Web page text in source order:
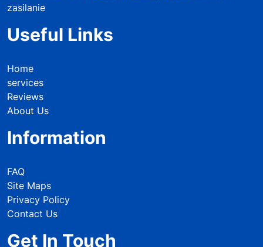
zasilanie
Useful Links
Home
services
Reviews
About Us
Information
FAQ
Site Maps
Privacy Policy
Contact Us
Get In Touch